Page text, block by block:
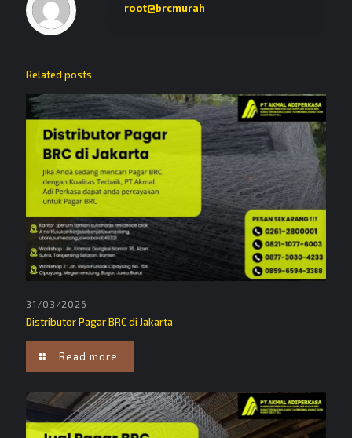
root@brcmurah
Related posts
31/03/2026
Distributor Pagar BRC di Jakarta
Read more